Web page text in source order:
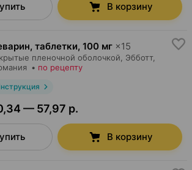
В корзину
таблетки, 100 мг ×15
пленочной оболочкой, Эбботт,
• по рецепту
— 57,97 р.
В корзину